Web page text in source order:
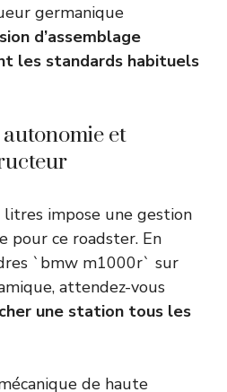
germanique
d’assemblage
les standards habituels
et
impose une gestion
pour ce roadster. En
`bmw m1000r` sur
attendez-vous
une station tous les
de haute